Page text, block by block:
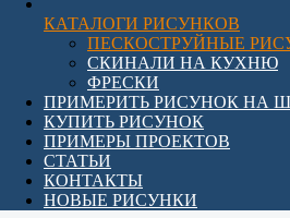
КАТАЛОГИ РИСУНКОВ
ПЕСКОСТРУЙНЫЕ
СКИНАЛИ НА КУХНЮ
ФРЕСКИ
ПРИМЕРИТЬ РИСУНОК НА
КУПИТЬ РИСУНОК
ПРИМЕРЫ ПРОЕКТОВ
СТАТЬИ
КОНТАКТЫ
НОВЫЕ РИСУНКИ